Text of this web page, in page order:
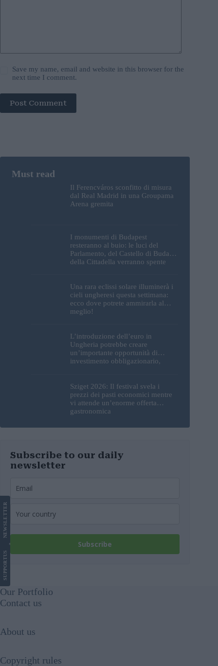
Save my name, email and website in this browser for the
next time I comment.
Post Comment
Il Ferencváros sconfitto di misura
dal Real Madrid in una Groupama
Arena gremita
I monumenti di Budapest
resteranno al buio: le luci del
Parlamento, del Castello di Buda e
della Cittadella verranno spente
Una rara eclissi solare illuminerà i
cieli ungheresi questa settimana:
ecco dove potrete ammirarla al
meglio!
L’introduzione dell’euro in
Ungheria potrebbe creare
un’importante opportunità di
investimento obbligazionario,
Sziget 2026: Il festival svela i
prezzi dei pasti economici mentre
vi attende un’enorme offerta
gastronomica
Subscribe to our daily
newsletter
Subscribe
SUPPORT
US
NEWS
LETTER
Our Portfolio
Contact us
About us
Copyright rules